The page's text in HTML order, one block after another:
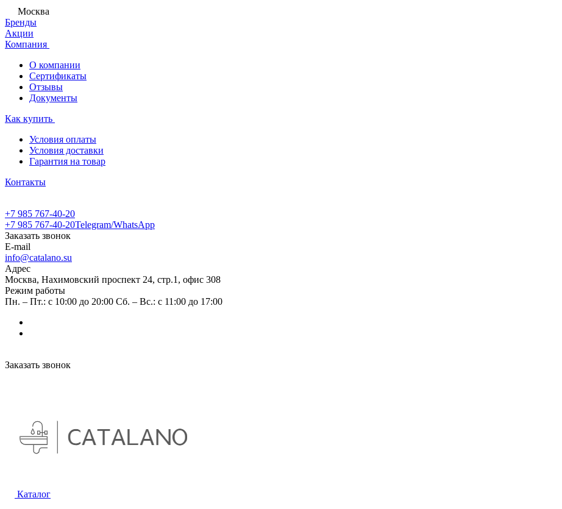
Москва
Бренды
Акции
Компания
О компании
Сертификаты
Отзывы
Документы
Как купить
Условия оплаты
Условия доставки
Гарантия на товар
Контакты
+7 985 767-40-20
+7 985 767-40-20Telegram/WhatsApp
Заказать звонок
E-mail
info@catalano.su
Адрес
Москва, Нахимовский проспект 24, стр.1, офис 308
Режим работы
Пн. – Пт.: с 10:00 до 20:00 Сб. – Вс.: с 11:00 до 17:00
Заказать звонок
Каталог